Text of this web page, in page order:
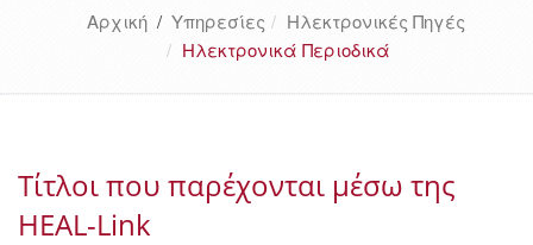
Αρχική/ Υπηρεσίες
Ηλεκτρονικές Πηγές
Ηλεκτρονικά Περιοδικά
Τίτλοι που παρέχονται μέσω της
HEAL-Link